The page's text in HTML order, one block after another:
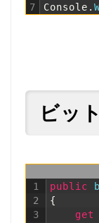
7
Console .
ビッ
1
2
3
public
{
get